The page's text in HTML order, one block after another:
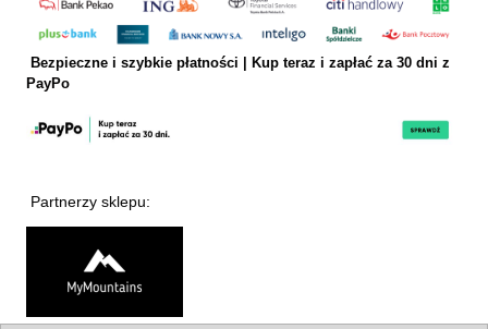
Bezpieczne i szybkie płatności | Kup teraz i zapłać za 30 dni z
PayPo
Partnerzy sklepu: